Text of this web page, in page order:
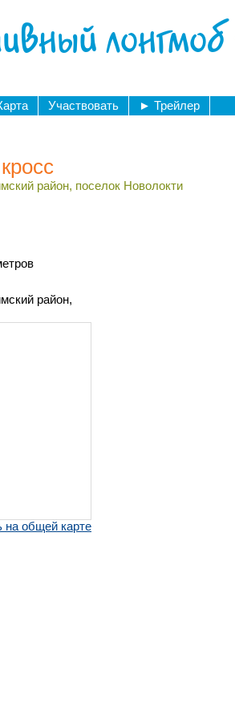
лонгмоб
Участвовать ► Трейлер
район, поселок Новолокти
район,
на общей карте